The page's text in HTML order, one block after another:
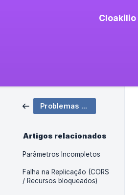
Cloakilio
Problemas Comuns
Artigos relacionados
Parâmetros Incompletos
Falha na Replicação (CORS
/ Recursos bloqueados)